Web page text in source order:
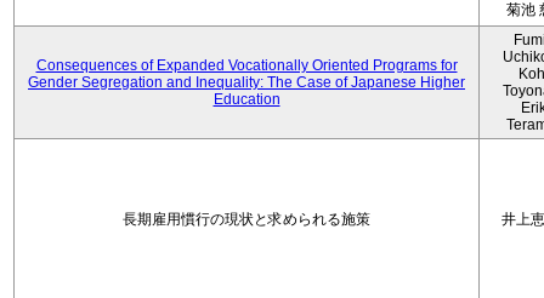
菊池
Consequences of Expanded Vocationally Oriented Programs for
Gender Segregation and Inequality: The Case of Japanese Higher
Education
長期雇用慣行の現状と求められる施策 井上